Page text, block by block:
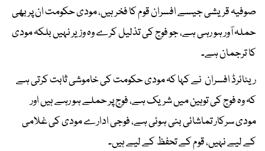
صوفیہ قریشی جیسے افسران قوم کا فخر ہیں، مودی حکومت ان پر بھی
حملہ آور ہو رہی ہے، جو فوج کی تذلیل کرے وہ وزیر نہیں بلکہ مودی
کا ترجمان ہے۔
ریٹائرڈ افسران نے کہا کہ مودی حکومت کی خاموشی ثابت کرتی ہے
کہ وہ فوج کی توہین میں شریک ہے، فوج پر حملے ہو رہے ہیں اور
مودی سرکار تماشائی بنی ہوئی ہے، فوجی ادارے مودی کی غلامی
کے لیے نہیں، قوم کے تحفظ کے لیے ہیں۔